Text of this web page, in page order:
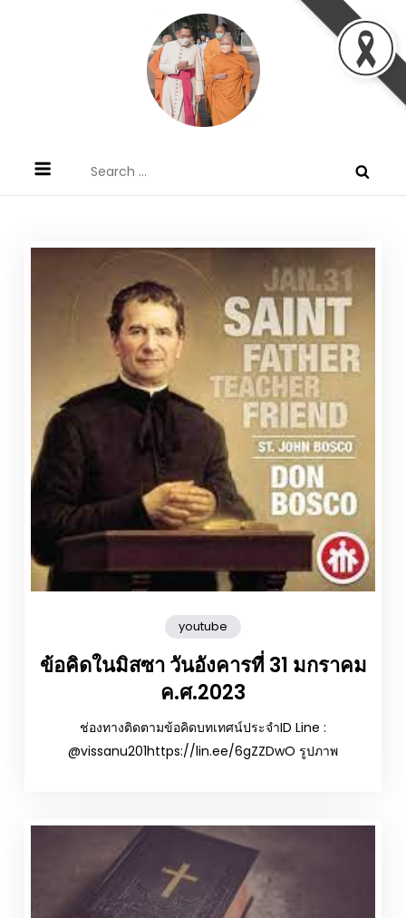
ประทานพระพรแก่พวกท่านท้งหลายเทอญ
for:
youtube
ข้อคิดในมิสซา วันอังคารที่ 31 มกราคม
ค.ศ.2023
ช่องทางติดตามข้อคิดบทเทศน์ประจำID Line :
@vissanu201https://lin.ee/6gZZDwO รูปภาพ